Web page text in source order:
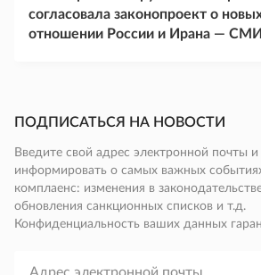
согласовала законопроект о
отношении России и Ирана — СМИ
ПОДПИСАТЬСЯ НА НОВОСТИ
Введите свой адрес электронной почты
информировать о самых важных
комплаенс: изменения в
обновления санкционных списков и т.д.
Конфиденциальность ваших данных